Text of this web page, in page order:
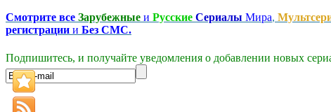
Смотрите все Зарубежные и Русские Сериалы Мира,
регистрации и Без СМС.
Подпишитесь, и получайте уведомления о добавлении новых